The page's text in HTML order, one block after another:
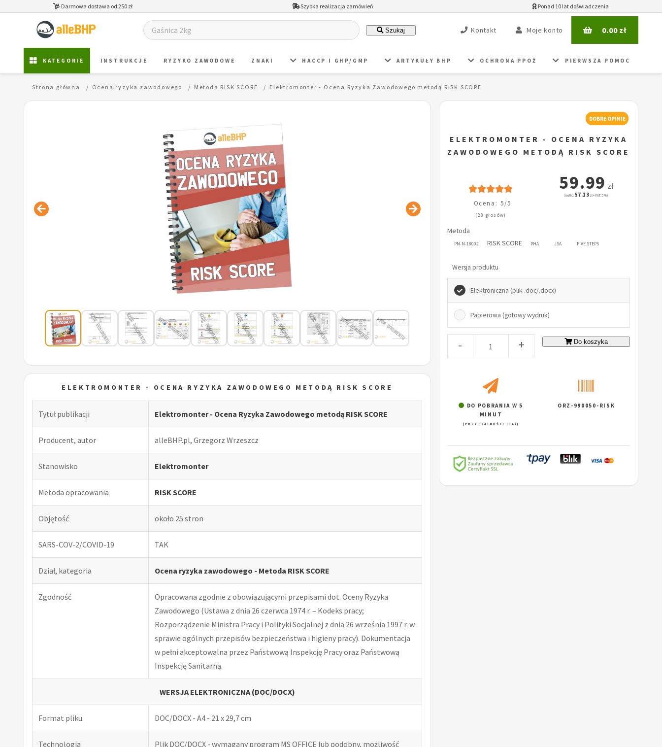
Darmowa dostawa od 250 zł Szybka realizacja zamówień Ponad 10 lat doświadczenia
Szukaj Kontakt Moje konto 0.00zł
KATEGORIE INSTRUKCJE RYZYKO ZAWODOWE ZNAKI HACCP I GHP/GMP ARTYKUŁY BHP OCHRONA PPOŻ PIERWSZA POMOC
Strona główna Ocena ryzyka zawodowego Metoda RISK SCORE Elektromonter - Ocena Ryzyka Zawodowego metodą RISK SCORE
ELEKTROMONTER - OCENA RYZYKA ZAWODOWEGO METODĄ RISK SCORE
Tytuł publikacji Elektromonter - Ocena Ryzyka Zawodowego metodą RISK SCORE
Producent, autor alleBHP.pl, Grzegorz Wrzeszcz
Stanowisko Elektromonter
Metoda opracowania RISK SCORE
Objętość około 25 stron
SARS-COV-2/COVID-19 TAK
Dział, kategoria Ocena ryzyka zawodowego - Metoda RISK SCORE
Zgodność
Opracowana zgodnie z obowiązującymi przepisami dot. Oceny Ryzyka
Zawodowego (Ustawa z dnia 26 czerwca 1974 r. – Kodeks pracy;
Rozporządzenie Ministra Pracy i Polityki Socjalnej z dnia 26 września 1997 r. w
sprawie ogólnych przepisów bezpieczeństwa i higieny pracy). Dokumentacja
w pełni akceptowalna przez Państwową Inspekcję Pracy oraz Państwową
Inspekcję Sanitarną.
WERSJA ELEKTRONICZNA (DOC/DOCX)
Format pliku DOC/DOCX - A4 - 21 x 29,7 cm
Technologia
Plik DOC/DOCX - wymagany program MS OFFICE lub podobny, możliwość
DOBRE OPINIE
ELEKTROMONTER - OCENA RYZYKA
ZAWODOWEGO METODĄ RISK SCORE
Ocena: 5/5
(28 głosów)
59.99 zł
(netto:57.13 zł + VAT: 5%)
Metoda
PN-N-18002 RISK SCORE PHA JSA FIVE STEPS
Wersja produktu
Elektroniczna (plik .doc/.docx)
Papierowa (gotowy wydruk)
- + Do koszyka
DO POBRANIA W 5
MINUT
(PRZY PŁATNOŚCI TPAY)
ORZ-990050-RISK